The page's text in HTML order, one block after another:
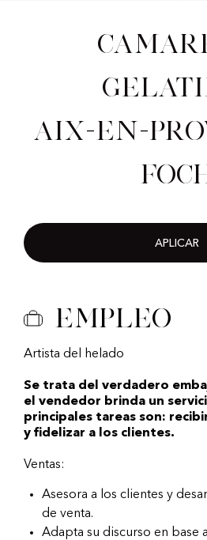
Aix-en-
APLICAR
Empleo
Artista del helado
Se trata del verdadero
el vendedor brinda un
principales tareas son:
y fidelizar a los clientes.
Ventas:
Asesora a los clientes y
de venta.
Adapta su discurso en base